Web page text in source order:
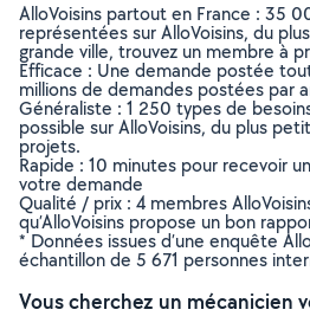
AlloVoisins partout en France : 35
représentées sur AlloVoisins, du
grande ville, trouvez un membre à
Efficace : Une demande postée
millions de demandes postées par
Généraliste : 1 250 types de
possible sur AlloVoisins, du plus
projets.
Rapide : 10 minutes pour recevoir
votre demande
Qualité / prix : 4 membres
qu’AlloVoisins propose un bon
* Données issues d’une enquête
échantillon de 5 671 personnes
Vous cherchez un mécanicien